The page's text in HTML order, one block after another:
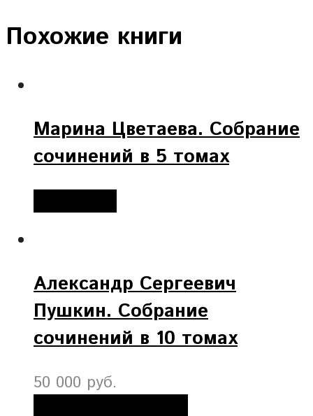
Похожие книги
Марина Цветаева. Собрание
сочинений в 5 томах
Александр Сергеевич
Пушкин. Собрание
сочинений в 10 томах
50 000 руб.